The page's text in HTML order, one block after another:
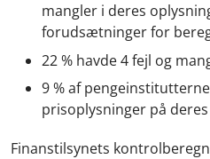
mangler i deres
forudsætninger for
22 % havde 4 fejl og
9 % af
prisoplysninger på
Finanstilsynets